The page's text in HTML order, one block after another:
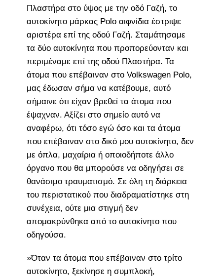
Πλαστήρα στο ύψος με την οδό Γαζή, το
αυτοκίνητο μάρκας Polo αιφνίδια έστριψε
αριστέρα επί της οδού Γαζή. Σταμάτησαμε
τα δύο αυτοκίνητα που προπορεύονταν και
περιμέναμε επί της οδού Πλαστήρα. Τα
άτομα που επέβαιναν στο Volkswagen Polo,
μας έδωσαν σήμα να κατέβουμε, αυτό
σήμαινε ότι είχαν βρεθεί τα άτομα που
έψαχναν. Αξίζει στο σημείο αυτό να
αναφέρω, ότι τόσο εγώ όσο και τα άτομα
που επέβαιναν στο δικό μου αυτοκίνητο, δεν
με όπλα, μαχαίρια ή οποιοδήποτε άλλο
όργανο που θα μπορούσε να οδηγήσει σε
θανάσιμο τραυματισμό. Σε όλη τη διάρκεια
του περιστατικού που διαδραματίστηκε στη
συνέχεια, ούτε μια στιγμή δεν
απομακρύνθηκα από το αυτοκίνητο που
οδηγούσα.
»Όταν τα άτομα που επέβαιναν στο τρίτο
αυτοκίνητο, ξεκίνησε η συμπλοκή,